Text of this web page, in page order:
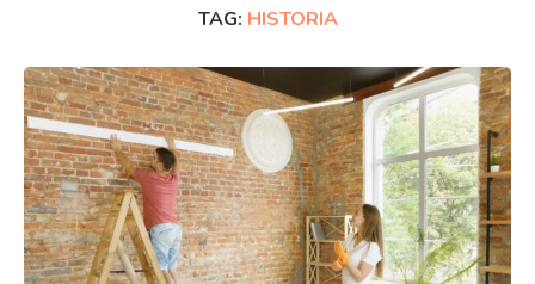
TAG: HISTORIA